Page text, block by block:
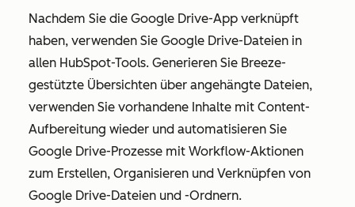
Nachdem Sie die Google Drive-App verknüpft
haben, verwenden Sie Google Drive-Dateien in
allen HubSpot-Tools. Generieren Sie Breeze-
gestützte Übersichten über angehängte Dateien,
verwenden Sie vorhandene Inhalte mit Content-
Aufbereitung wieder und automatisieren Sie
Google Drive-Prozesse mit Workflow-Aktionen
zum Erstellen, Organisieren und Verknüpfen von
Google Drive-Dateien und -Ordnern.